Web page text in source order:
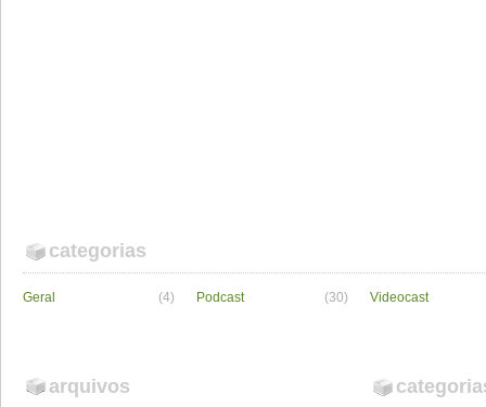
categorias
Geral (4) Podcast (30) Videocast
arquivos